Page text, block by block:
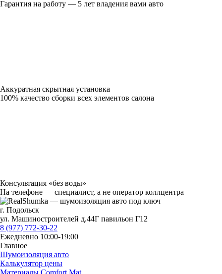
Гарантия на работу — 5 лет владения вами авто
Аккуратная скрытная установка
100% качество сборки всех элементов салона
Консультация «без воды»
На телефоне — специалист, а не оператор коллцентра
г. Подольск
ул. Машиностроителей д.44Г павильон Г12
8 (977) 772-30-22
Ежедневно 10:00-19:00
Главное
Шумоизоляция авто
Калькулятор цены
Материалы Comfort Mat